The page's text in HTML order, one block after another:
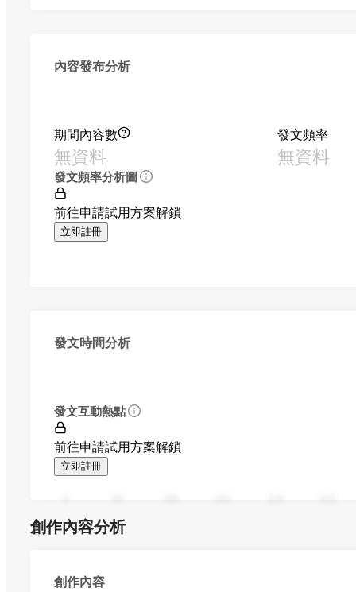
內容發布分析
期間內容數
無資料
發文頻率
無資料
發文頻率分析圖
前往申請試用方案解鎖
立即註冊
發文時間分析
發文互動熱點
前往申請試用方案解鎖
立即註冊
創作內容分析
創作內容